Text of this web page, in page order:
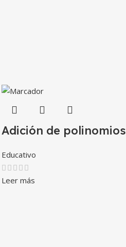
Adición de polinomios
Educativo
Leer más